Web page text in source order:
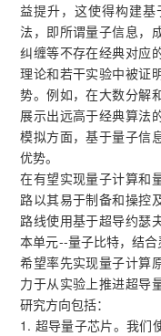
益提升，这使得构建
法，即所谓量子信息，
纠缠等不存在经典对应
理论和若干实验中被证
势。例如，在大数分解
展示出远高于经典算法
模拟方面，基于量子信
优势。
在有望实现量子计算和
路以其易于制备和操控
路线使用基于超导约瑟
本单元--量子比特，结
希望率先实现量子计算
力于从实验上推进超导
研究方向包括：
1. 超导量子芯片。我们